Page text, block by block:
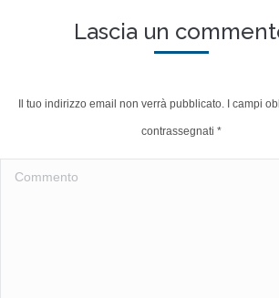
Lascia un
Il tuo indirizzo email non verrà pubblicato. I campi
contrassegnati *
Commento